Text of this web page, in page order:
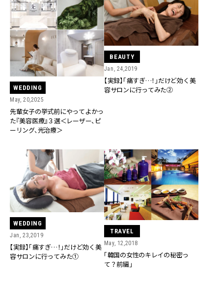
WEDDING
May, 20,2025
先輩女子の挙式前にやってよかっ
た『美容医療』３選＜レーザー、ピ
ーリング、光治療＞
BEAUTY
Jan, 24,2019
【実録】「痛すぎ…！」だけど効く美
容サロンに行ってみた②
WEDDING
Jan, 23,2019
【実録】「痛すぎ…！」だけど効く美
容サロンに行ってみた①
TRAVEL
May, 12,2018
「韓国の女性のキレイの秘密っ
て？前編」